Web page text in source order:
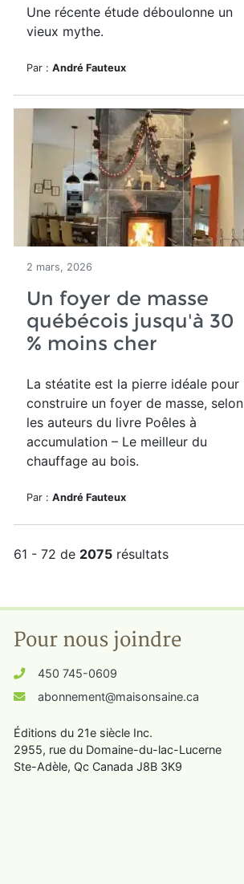
Une récente étude déboulonne un
vieux mythe.
Par : André Fauteux
2 mars, 2026
Un foyer de masse
québécois jusqu'à 30
% moins cher
La stéatite est la pierre idéale pour
construire un foyer de masse, selon
les auteurs du livre Poêles à
accumulation – Le meilleur du
chauffage au bois.
Par : André Fauteux
61 - 72 de 2075 résultats
Pour nous joindre
450 745-0609
abonnement@maisonsaine.ca
Éditions du 21e siècle Inc.
2955, rue du Domaine-du-lac-Lucerne
Ste-Adèle, Qc Canada J8B 3K9